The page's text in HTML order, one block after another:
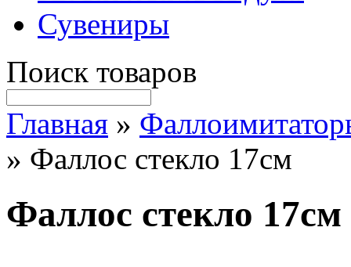
Сувениры
Поиск товаров
Главная »
» Фаллос стекло 17см
Фаллос стекло 17см